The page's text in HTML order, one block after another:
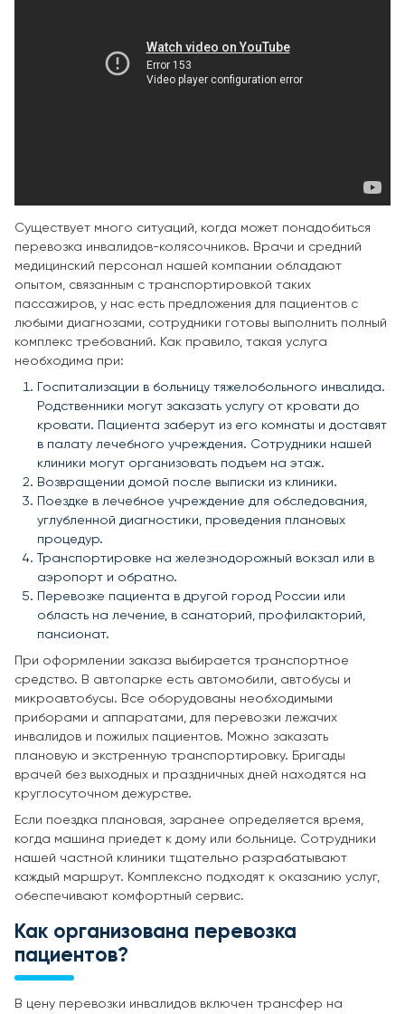
Существует много ситуаций, когда может понадобиться
перевозка инвалидов-колясочников. Врачи и средний
медицинский персонал нашей компании обладают
опытом, связанным с транспортировкой таких
пассажиров, у нас есть предложения для пациентов с
любыми диагнозами, сотрудники готовы выполнить полный
комплекс требований. Как правило, такая услуга
необходима при:
Госпитализации в больницу тяжелобольного инвалида.
Родственники могут заказать услугу от кровати до
кровати. Пациента заберут из его комнаты и доставят
в палату лечебного учреждения. Сотрудники нашей
клиники могут организовать подъем на этаж.
Возвращении домой после выписки из клиники.
Поездке в лечебное учреждение для обследования,
углубленной диагностики, проведения плановых
процедур.
Транспортировке на железнодорожный вокзал или в
аэропорт и обратно.
Перевозке пациента в другой город России или
область на лечение, в санаторий, профилакторий,
пансионат.
При оформлении заказа выбирается транспортное
средство. В автопарке есть автомобили, автобусы и
микроавтобусы. Все оборудованы необходимыми
приборами и аппаратами, для перевозки лежачих
инвалидов и пожилых пациентов. Можно заказать
плановую и экстренную транспортировку. Бригады
врачей без выходных и праздничных дней находятся на
круглосуточном дежурстве.
Если поездка плановая, заранее определяется время,
когда машина приедет к дому или больнице. Сотрудники
нашей частной клиники тщательно разрабатывают
каждый маршрут. Комплексно подходят к оказанию услуг,
обеспечивают комфортный сервис.
Как организована перевозка
пациентов?
В цену перевозки инвалидов включен трансфер на